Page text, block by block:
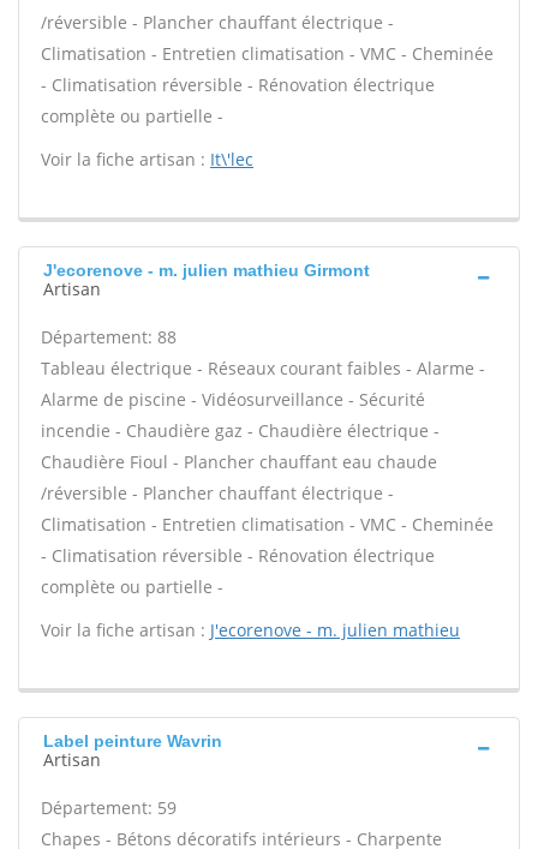
/réversible - Plancher chauffant électrique -
Climatisation - Entretien climatisation - VMC - Cheminée
- Climatisation réversible - Rénovation électrique
complète ou partielle -
Voir la fiche artisan : It\'lec
J'ecorenove - m. julien mathieu Girmont
Artisan
Département: 88
Tableau électrique - Réseaux courant faibles - Alarme -
Alarme de piscine - Vidéosurveillance - Sécurité
incendie - Chaudière gaz - Chaudière électrique -
Chaudière Fioul - Plancher chauffant eau chaude
/réversible - Plancher chauffant électrique -
Climatisation - Entretien climatisation - VMC - Cheminée
- Climatisation réversible - Rénovation électrique
complète ou partielle -
Voir la fiche artisan : J'ecorenove - m. julien mathieu
Label peinture Wavrin
Artisan
Département: 59
Chapes - Bétons décoratifs intérieurs - Charpente